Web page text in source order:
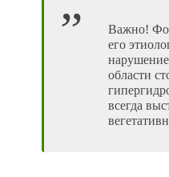
Важно!
его
области
всегда